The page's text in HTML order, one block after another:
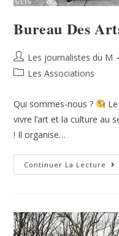
Bureau Des
Les journalistes du M
Les Associations
Qui sommes-nous ?
vivre l’art et la culture au
! Il organise…
Continuer La Lecture